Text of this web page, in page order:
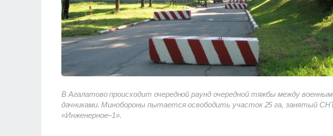
В Агалатово происходит очередной раунд очередной тяжбы между
дачниками. Минобороны пытается освободить участок 25 га, занятый
«Инженерное–1».